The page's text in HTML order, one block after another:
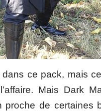
dans ce pack, mais
Mais Dark
proche de certaines